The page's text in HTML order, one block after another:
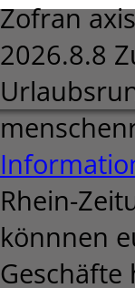
Zofran
2026.8.8
Rhein-
könnnen